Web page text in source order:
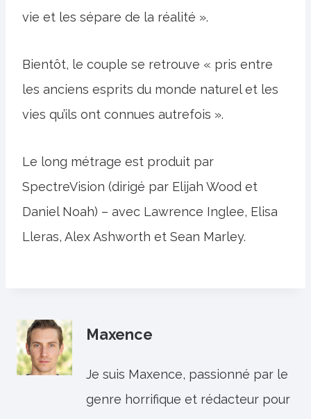
vie et les sépare de la réalité ».
Bientôt, le couple se retrouve « pris entre
les anciens esprits du monde naturel et les
vies qu’ils ont connues autrefois ».
Le long métrage est produit par
SpectreVision (dirigé par Elijah Wood et
Daniel Noah) – avec Lawrence Inglee, Elisa
Lleras, Alex Ashworth et Sean Marley.
Maxence
Je suis Maxence, passionné par le
genre horrifique et rédacteur pour